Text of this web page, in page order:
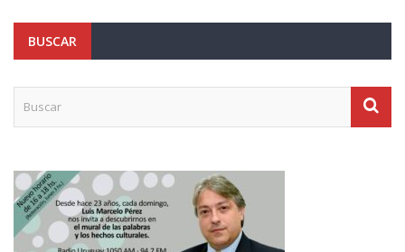
BUSCAR